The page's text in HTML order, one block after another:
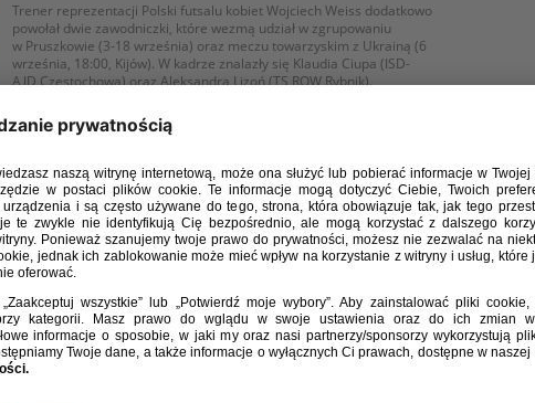
Trener reprezentacji Polski futsalu kobiet Wojciech Weiss dodatkowo
powołał dwie zawodniczki, które wezmą udział w zgrupowaniu
w Pruszkowie (3-18 września) oraz meczu towarzyskim z Ukrainą (6
września, 18:00, Kijów). W kadrze znalazły się Klaudia Ciupa (ISD-
AJD Częstochowa) oraz Aleksandra Lizoń (TS ROW Rybnik).
23 / 08 / 18
[FUTSAL KOBIET] POWOŁANIA NA ZGRUPOWANIE W
PRUSZKOWIE
Trener reprezentacji Polski futsalu kobiet Wojciech Weiss powołał 14
18 września) oraz meczu towarzyskim z Ukrainą (6 września, 18:00,
Kijów). Z tego grona zostanie wyłonione 12 piłkarek, które zagrają
w turnieju eliminacyjnym mistrzostw Europy.